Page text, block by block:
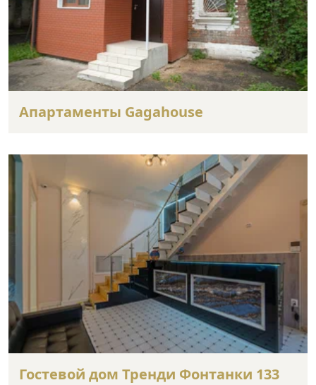
Апартаменты Gagahouse
Гостевой дом Тренди Фонтанки 133